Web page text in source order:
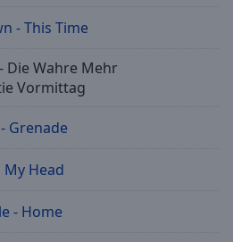
- This Time
Die Wahre Mehr
Vormittag
Grenade
My Head
- Home